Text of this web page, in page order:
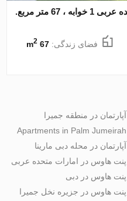
آپارتمان در Sharjah ، امارات متحده عربی 1 خوابه ، 67 متر مربع.
فضای زندگی:67 m
2
آپارتمان در منطقه جمیرا
Apartments in Palm Jumeirah
آپارتمان در محله دبی مارینا
پنت هاوس در امارات متحده عربی
پنت هاوس در دبی
پنت هاوس در جزیره نخل جمیرا